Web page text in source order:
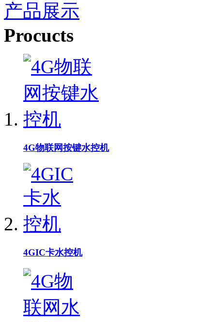
产品展示
Procucts
4G物联网按键水控机
4GIC卡水控机